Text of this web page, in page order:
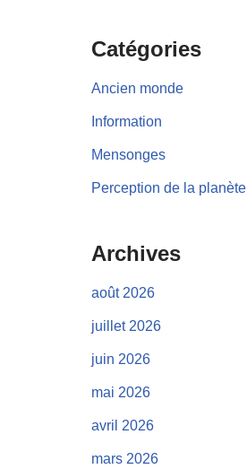
Catégories
Ancien monde
Information
Mensonges
Perception de la planète
Archives
août 2026
juillet 2026
juin 2026
mai 2026
avril 2026
mars 2026